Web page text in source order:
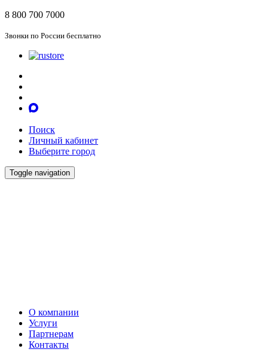
8 800 700 7000
Звонки по России бесплатно
Поиск
Личный кабинет
Выберите город
Toggle navigation
О компании
Услуги
Партнерам
Контакты